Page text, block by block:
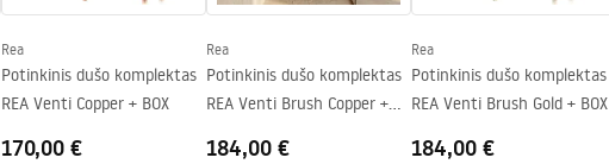
Durų stiklas - iš abiejų pusių, fiksuotas
stiklas - iš vienos pusės
Rea
Potinkinis dušo komplektas
REA Venti Copper + BOX
170,00 €
Rea
Potinkinis dušo komplektas
REA Venti Brush Copper +
184,00 €
Rea
Potinkinis dušo komplektas
REA Venti Brush Gold + BOX
184,00 €